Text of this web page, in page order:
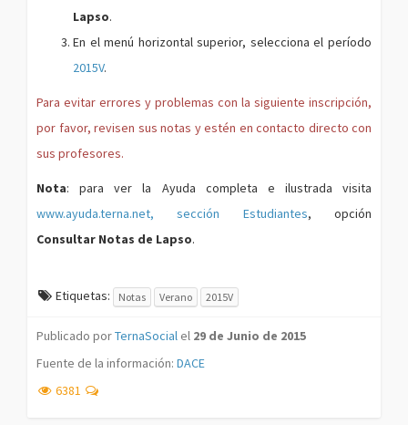
Lapso.
En el menú horizontal superior, selecciona el período
2015V.
Para evitar errores y problemas con la siguiente inscripción,
por favor, revisen sus notas y estén en contacto directo con
sus profesores.
Nota: para ver la Ayuda completa e ilustrada visita
www.ayuda.terna.net, sección Estudiantes, opción
Consultar Notas de Lapso.
Etiquetas: Notas Verano 2015V
Publicado porTernaSocial el 29 de Junio de 2015
Fuente de la información: DACE
6381